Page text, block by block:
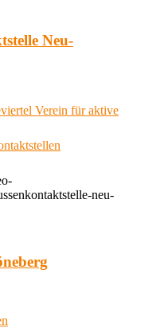
Neu-
Verein für aktive
neu-